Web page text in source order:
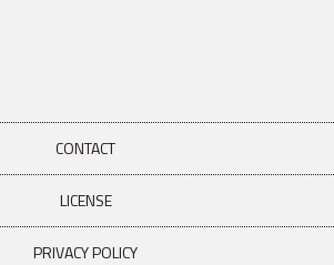
CONTACT
LICENSE
PRIVACY POLICY